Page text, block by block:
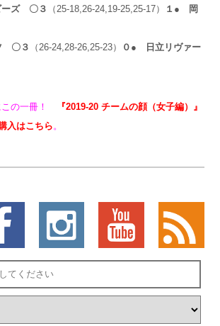
ズ〇３ （25-18,26-24,19-25,25-17） １ ● 岡
〇３ （26-24,28-26,25-23） ０ ● 日立リヴァー
この一冊！
『2019-20 チームの顔（女子編）』
入はこちら。